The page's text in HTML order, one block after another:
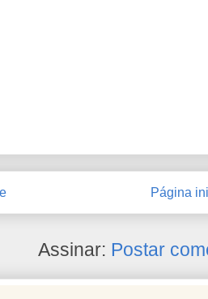
Página
Assinar: Postar